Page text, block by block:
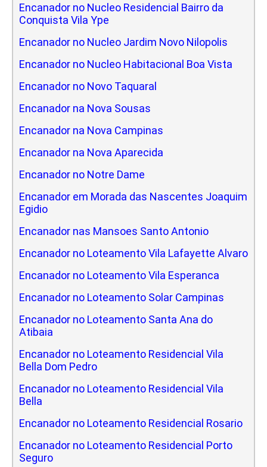
Encanador no Nucleo Residencial Bairro da
Conquista Vila Ype
Encanador no Nucleo Jardim Novo Nilopolis
Encanador no Nucleo Habitacional Boa Vista
Encanador no Novo Taquaral
Encanador na Nova Sousas
Encanador na Nova Campinas
Encanador na Nova Aparecida
Encanador no Notre Dame
Encanador em Morada das Nascentes Joaquim
Egidio
Encanador nas Mansoes Santo Antonio
Encanador no Loteamento Vila Lafayette Alvaro
Encanador no Loteamento Vila Esperanca
Encanador no Loteamento Solar Campinas
Encanador no Loteamento Santa Ana do
Atibaia
Encanador no Loteamento Residencial Vila
Bella Dom Pedro
Encanador no Loteamento Residencial Vila
Bella
Encanador no Loteamento Residencial Rosario
Encanador no Loteamento Residencial Porto
Seguro